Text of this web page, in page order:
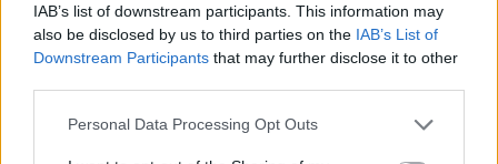
IAB’s list of downstream participants. This information may
also be disclosed by us to third parties on the IAB’s List of
Downstream Participants that may further disclose it to other
Personal Data Processing Opt Outs
Santé
clé pour préserver votre
cerveau ou le mettre en
Santé
problèmes urinaires : le
secret inattendu des
découvrir
Santé
d’hypertension à ne pas